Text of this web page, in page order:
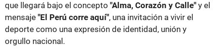
que llegará bajo el concepto "Alma, Corazón y Calle" y el
mensaje "El Perú corre aquí", una invitación a vivir el
deporte como una expresión de identidad, unión y
orgullo nacional.